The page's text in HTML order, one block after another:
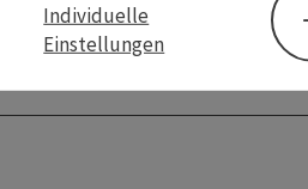
Individuelle
Einstellungen